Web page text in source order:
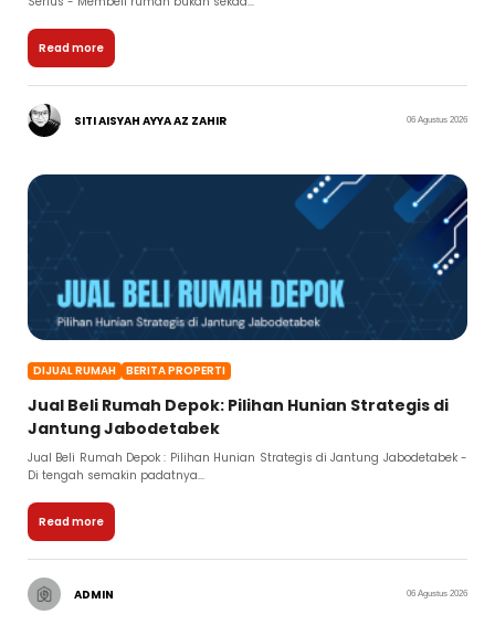
Read more
SITI AISYAH AYYA AZ ZAHIR 06 Agustus 2026
DIJUAL RUMAH BERITA PROPERTI
Jual Beli Rumah Depok: Pilihan Hunian Strategis di
Jantung Jabodetabek
Jual Beli Rumah Depok : Pilihan Hunian Strategis di Jantung Jabodetabek -
Di tengah semakin padatnya...
Read more
ADMIN 06 Agustus 2026